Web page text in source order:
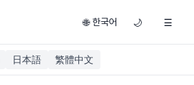
🌐 한국어 🌙 ☰
日本語 繁體中文